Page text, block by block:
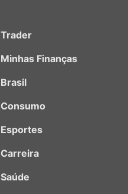
Trader
Minhas Finanças
Brasil
Consumo
Esportes
Carreira
Saúde